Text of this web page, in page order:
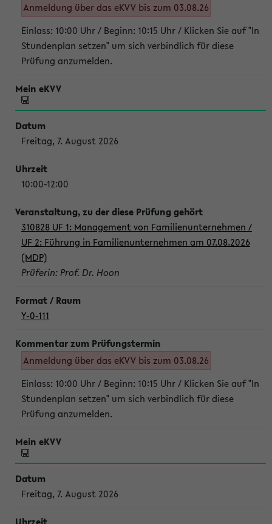
Anmeldung über das eKVV bis zum 03.08.26
Einlass: 10:00 Uhr / Beginn: 10:15 Uhr / Klicken Sie auf "In
Stundenplan setzen" um sich verbindlich für diese
Prüfung anzumelden.
Freitag, 7. August 2026
10:00-12:00
310828 UF 1: Management von Familienunternehmen /
UF 2: Führung in Familienunternehmen am 07.08.2026
(MDP)
Prüferin: Prof. Dr. Hoon
Y-0-111
Anmeldung über das eKVV bis zum 03.08.26
Einlass: 10:00 Uhr / Beginn: 10:15 Uhr / Klicken Sie auf "In
Stundenplan setzen" um sich verbindlich für diese
Prüfung anzumelden.
Freitag, 7. August 2026